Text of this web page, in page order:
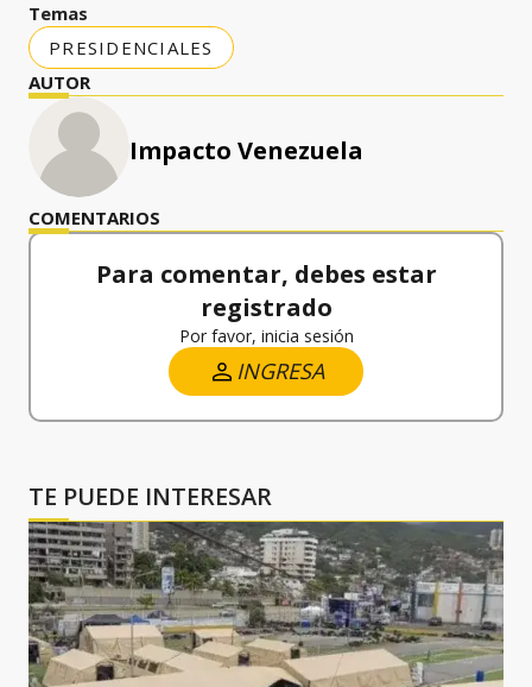
Temas
PRESIDENCIALES
AUTOR
Impacto Venezuela
COMENTARIOS
Para comentar, debes estar
registrado
Por favor, inicia sesión
INGRESA
TE PUEDE INTERESAR